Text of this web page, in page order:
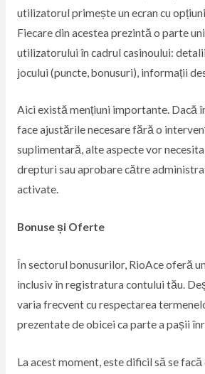
utilizatorul primește un ecran cu
Fiecare din acestea prezintă o parte
utilizatorului în cadrul casinoului:
jocului (puncte, bonusuri), informații
Aici există mențiuni importante. Dacă
face ajustările necesare fără o
suplimentară, alte aspecte vor
drepturi sau aprobare către
activate.
Bonuse și Oferte
În sectorul bonusurilor, RioAce oferă
inclusiv în registratura contului tău.
varia frecvent cu respectarea
prezentate de obicei ca parte a pașii
La acest moment, este dificil să se